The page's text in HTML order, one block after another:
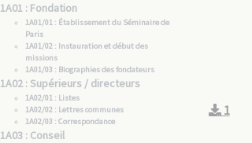
1A01 : Fondation
1A01/01 : Établissement du Séminaire de
Paris
1A01/02 : Instauration et début des
missions
1A01/03 : Biographies des fondateurs
1A02 : Supérieurs / directeurs
1A02/01 : Listes
1A02/02 : Lettres communes
1A02/03 : Correspondance
1A03 : Conseil
1